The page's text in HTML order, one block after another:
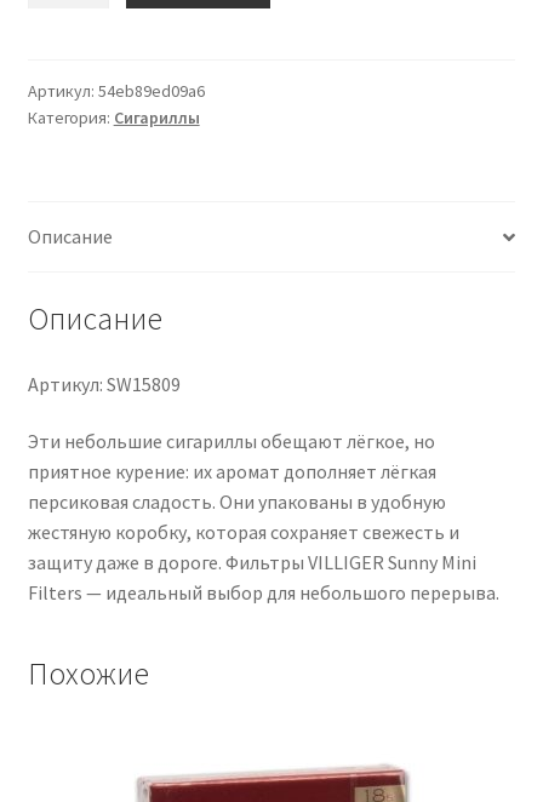
Mini
Filter
Артикул: 54eb89ed09a6
Категория: Сигариллы
Описание
Описание
Артикул: SW15809
Эти небольшие сигариллы обещают лёгкое, но
приятное курение: их аромат дополняет лёгкая
персиковая сладость. Они упакованы в удобную
жестяную коробку, которая сохраняет свежесть и
защиту даже в дороге. Фильтры VILLIGER Sunny Mini
Filters — идеальный выбор для небольшого перерыва.
Похожие